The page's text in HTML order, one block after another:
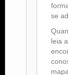
se
leia